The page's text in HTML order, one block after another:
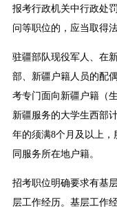
报考行政机关中行政处
问等职位的，应当取得
驻疆部队现役军人、在
部、新疆户籍人员的配
考专门面向新疆户籍（
新疆服务的大学生西部
年的须满8个月及以上
同服务所在地户籍。
招考职位明确要求有基
层工作经历。基层工作